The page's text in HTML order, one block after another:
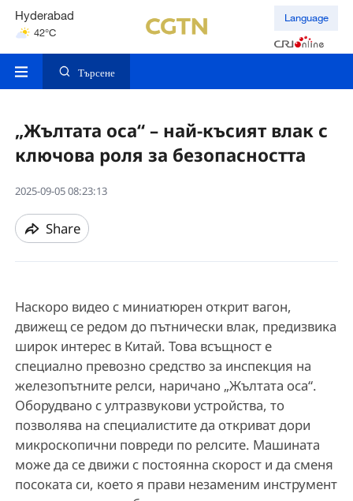
Hyderabad
42°C
Mumbai
Language
Търсене
„Жълтата оса“ – най-късият влак с
ключова роля за безопасността
2025-09-05 08:23:13
Share
Наскоро видео с миниатюрен открит вагон,
движещ се редом до пътнически влак, предизвика
широк интерес в Китай. Това всъщност е
специално превозно средство за инспекция на
железопътните релси, наричано „Жълтата оса“.
Оборудвано с ултразвукови устройства, то
позволява на специалистите да откриват дори
микроскопични повреди по релсите. Машината
може да се движи с постоянна скорост и да сменя
посоката си, което я прави незаменим инструмент